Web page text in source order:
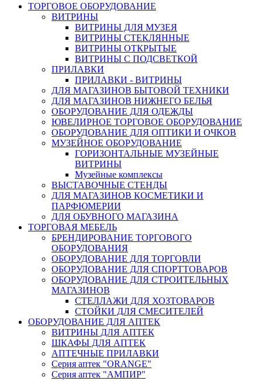
ТОРГОВОЕ ОБОРУДОВАНИЕ
ВИТРИНЫ
ВИТРИНЫ ДЛЯ МУЗЕЯ
ВИТРИНЫ СТЕКЛЯННЫЕ
ВИТРИНЫ ОТКРЫТЫЕ
ВИТРИНЫ С ПОДСВЕТКОЙ
ПРИЛАВКИ
ПРИЛАВКИ - ВИТРИНЫ
ДЛЯ МАГАЗИНОВ БЫТОВОЙ ТЕХНИКИ
ДЛЯ МАГАЗИНОВ НИЖНЕГО БЕЛЬЯ
ОБОРУДОВАНИЕ ДЛЯ ОДЕЖДЫ
ЮВЕЛИРНОЕ ТОРГОВОЕ ОБОРУДОВАНИЕ
ОБОРУДОВАНИЕ ДЛЯ ОПТИКИ И ОЧКОВ
МУЗЕЙНОЕ ОБОРУДОВАНИЕ
ГОРИЗОНТАЛЬНЫЕ МУЗЕЙНЫЕ
ВИТРИНЫ
Музейные комплексы
ВЫСТАВОЧНЫЕ СТЕНДЫ
ДЛЯ МАГАЗИНОВ КОСМЕТИКИ И
ПАРФЮМЕРИИ
ДЛЯ ОБУВНОГО МАГАЗИНА
ТОРГОВАЯ МЕБЕЛЬ
БРЕНДИРОВАНИЕ ТОРГОВОГО
ОБОРУДОВАНИЯ
ОБОРУДОВАНИЕ ДЛЯ ТОРГОВЛИ
ОБОРУДОВАНИЕ ДЛЯ СПОРТТОВАРОВ
ОБОРУДОВАНИЕ ДЛЯ СТРОИТЕЛЬНЫХ
МАГАЗИНОВ
СТЕЛЛАЖИ ДЛЯ ХОЗТОВАРОВ
СТОЙКИ ДЛЯ СМЕСИТЕЛЕЙ
ОБОРУДОВАНИЕ ДЛЯ АПТЕК
ВИТРИНЫ ДЛЯ АПТЕК
ШКАФЫ ДЛЯ АПТЕК
АПТЕЧНЫЕ ПРИЛАВКИ
Серия аптек "ORANGE"
Серия аптек "АМПИР"